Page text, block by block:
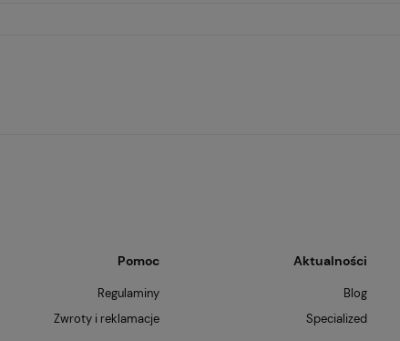
Pomoc
Regulaminy
Zwroty i reklamacje
Aktualności
Blog
Specialized